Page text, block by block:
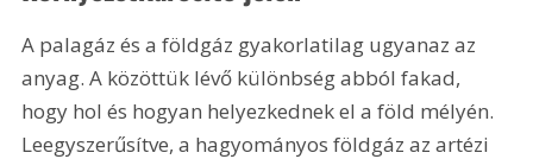
A palagáz és a földgáz gyakorlatilag ugyanaz az
anyag. A közöttük lévő különbség abból fakad,
hogy hol és hogyan helyezkednek el a föld mélyén.
Leegyszerűsítve, a hagyományos földgáz az artézi